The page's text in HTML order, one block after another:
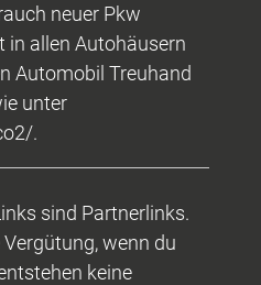
neuer Pkw
in allen Autohäusern
Automobil Treuhand
unter
.
sind Partnerlinks.
wenn du
keine